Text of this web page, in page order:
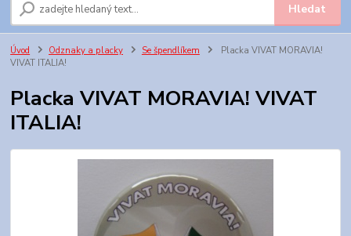
Hledat
Úvod Odznaky a placky Se špendlíkem
Placka VIVAT MORAVIA!
VIVAT ITALIA!
Placka VIVAT MORAVIA! VIVAT
ITALIA!